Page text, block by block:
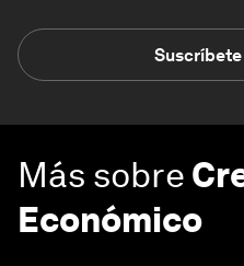
Más sobre
Económico